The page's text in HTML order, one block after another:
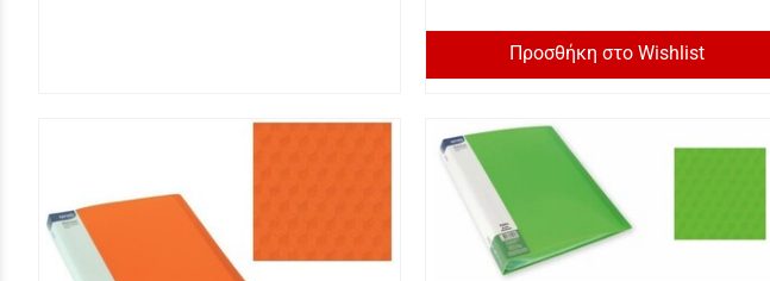
Προσθήκη στο Wishlist